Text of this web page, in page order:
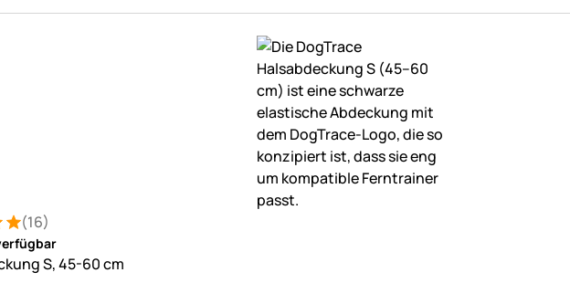
5 von 5 (16 Bewertungen)
(16)
S, 45-60 cm